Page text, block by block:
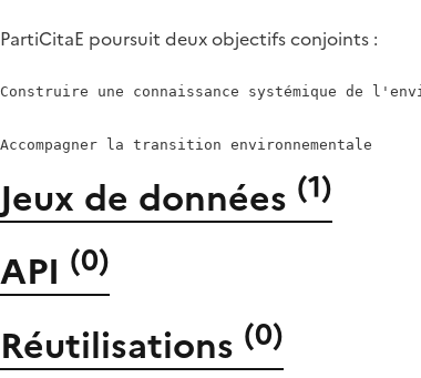
PartiCitaE poursuit deux objectifs conjoints :
Construire une connaissance systémique de
Jeux de données (1)
API (0)
Réutilisations (0)